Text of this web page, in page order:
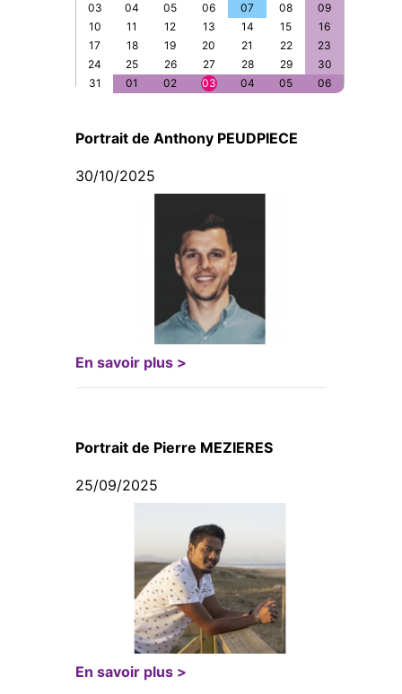
03
04 05 06 07 08
09
10
11 12 13 14 15
16
17
18 19 20 21 22
23
24
25 26 27 28 29
30
31
01 02 03 04 05 06
Portrait de Anthony PEUDPIECE
30/10/2025
En savoir plus >
Portrait de Pierre MEZIERES
25/09/2025
En savoir plus >